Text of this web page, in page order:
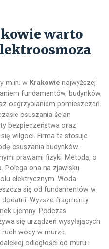
warto
m.in. w Krakowie najwyższej
fundamentów, budynków,
odgrzybianiem pomieszczeń.
osuszania ścian
bezpieczeństwa oraz
wilgoci. Firma ta stosuje
osuszania budynków,
prawami fizyki. Metodą, o
Polega ona na zjawisku
elektrycznym. Woda
się od fundamentów w
dodatni. Wyższe fragmenty
ujemny. Podczas
się urządzeń wysyłających
wody w murze.
odległości od muru i